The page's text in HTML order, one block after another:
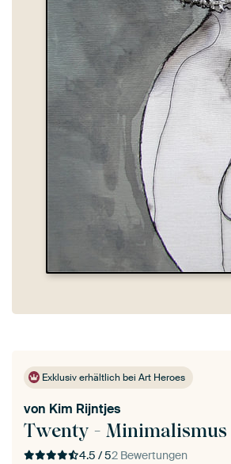
Exklusiv erhältlich bei Art Heroes
Twenty - Minimalismus
von Kim Rijntjes
4.5 / 52 Bewertungen